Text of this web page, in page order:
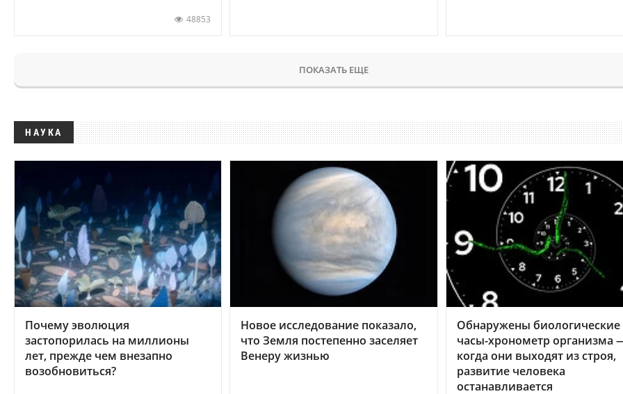
48853
ПОКАЗАТЬ ЕЩЕ
НАУКА
Почему эволюция
застопорилась на миллионы
лет, прежде чем внезапно
возобновиться?
Новое исследование показало,
что Земля постепенно заселяет
Венеру жизнью
Обнаружены биологические
часы-хронометр организма
когда они выходят из строя,
развитие человека
останавливается